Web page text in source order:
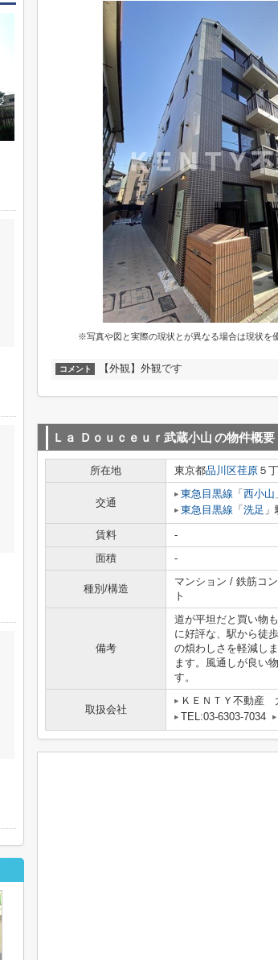
※写真や図と実際の現状とが異なる場合は現状を
コメント 【外観】外観です
Ｌａ Ｄｏｕｃｅｕｒ武蔵小山 の物件概要
所在地 東京都品川区荏原 ５
交通
東急目黒線 「 西小山
東急目黒線 「 洗足
賃料 -
面積
-
種別/構造
マンション / 鉄筋コ
ト
備考
道が平坦だと買い物
に好評な、駅から徒
の煩わしさを軽減し
ます。風通しが良い
す。
取扱会社
ＫＥＮＴＹ不動産
TEL:03-6303-7034